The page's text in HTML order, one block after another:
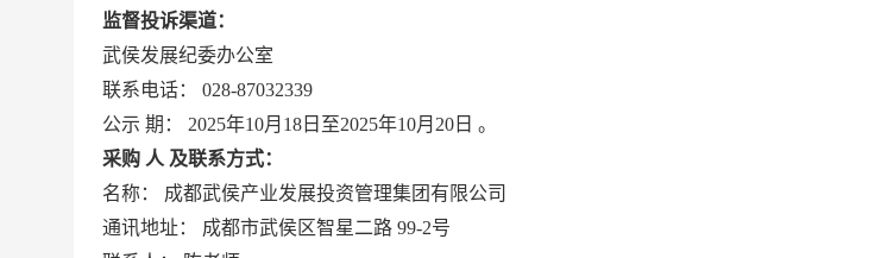
监督投诉渠道：
武侯发展纪委办公室
联系电话： 028-87032339
公示 期： 2025年10月18日至2025年10月20日 。
采购 人 及联系方式：
名称： 成都武侯产业发展投资管理集团有限公司
通讯地址： 成都市武侯区智星二路 99-2号